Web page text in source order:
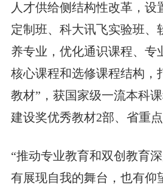
人才供给侧结构性改革，设
定制班、科大讯飞实验班、
养专业，优化通识课程、专
核心课程和选修课程结构，
教材”，获国家级一流本科
建设奖优秀教材2部、省重点
“推动专业教育和双创教育
有展现自我的舞台，也有仰